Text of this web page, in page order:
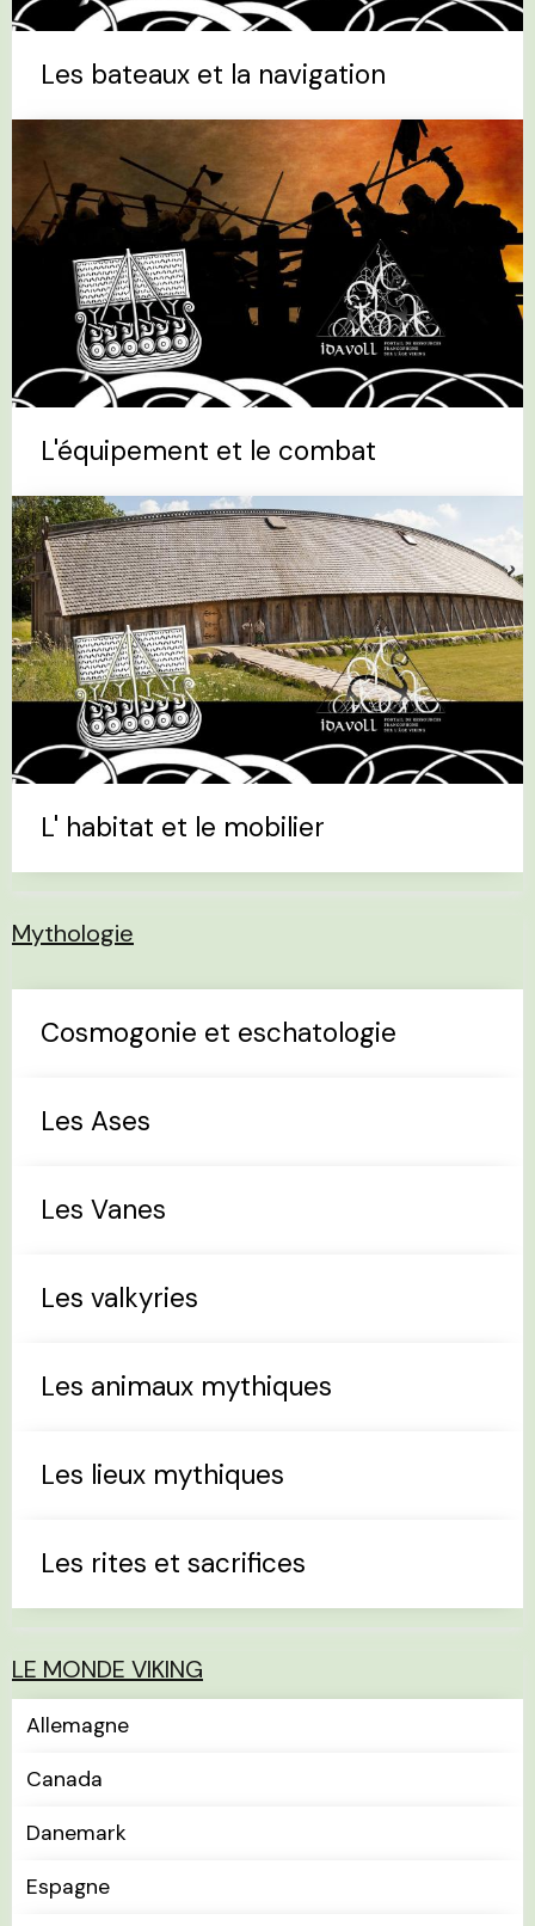
Les bateaux et la navigation
L'équipement et le combat
L' habitat et le mobilier
Mythologie
Cosmogonie et eschatologie
Les Ases
Les Vanes
Les valkyries
Les animaux mythiques
Les lieux mythiques
Les rites et sacrifices
LE MONDE VIKING
Allemagne
Canada
Danemark
Espagne